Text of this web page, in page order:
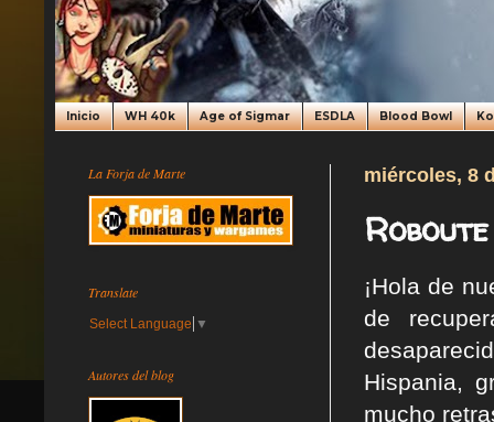
Inicio WH 40k Age of Sigmar ESDLA Blood Bowl
miércoles, 8
¡Hola de
de
Hispania,
mucho
La Forja de Marte
Translate
Select Language ▼
Autores del blog